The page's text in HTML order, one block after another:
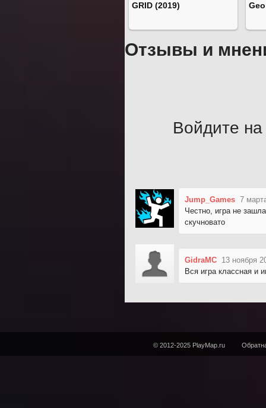
GRID (2019)
Отзывы и
Войдите на
Jump_Games 7
Честно, игра не
скучновато
GidraMC 13 ноября
Вся игра классная и
© 2012-2025 PlayMap.ru